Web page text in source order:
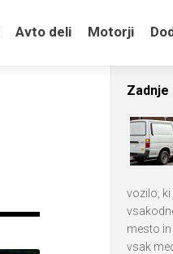
Avto deli Motorji
Zadnje
vozilo,
mesto
vsak